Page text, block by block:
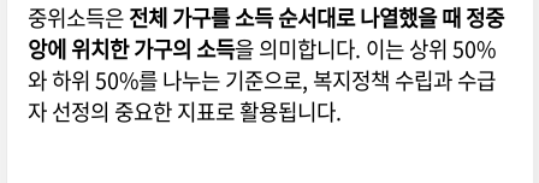
중위소득은전체 가구를 소득 순서대로 나열했을 때 정중
앙에 위치한 가구의 소득을 의미합니다. 이는 상위 50%
와 하위 50%를 나누는 기준으로, 복지정책 수립과 수급
자 선정의 중요한 지표로 활용됩니다.